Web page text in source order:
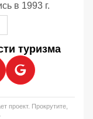
в 1993 г.
туризма
проект. Прокрутите,